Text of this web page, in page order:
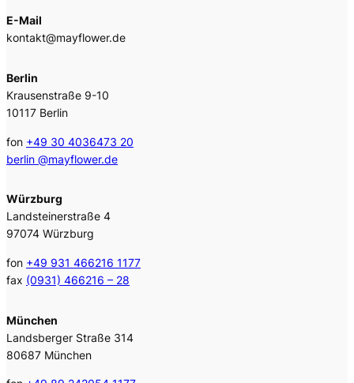
E-Mail
kontakt@mayflower.de
Berlin
Krausenstraße 9-10
10117 Berlin
fon +49 30 4036473 20
berlin @mayflower.de
Würzburg
Landsteinerstraße 4
97074 Würzburg
fon +49 931 466216 1177
fax (0931) 466216 – 28
München
Landsberger Straße 314
80687 München